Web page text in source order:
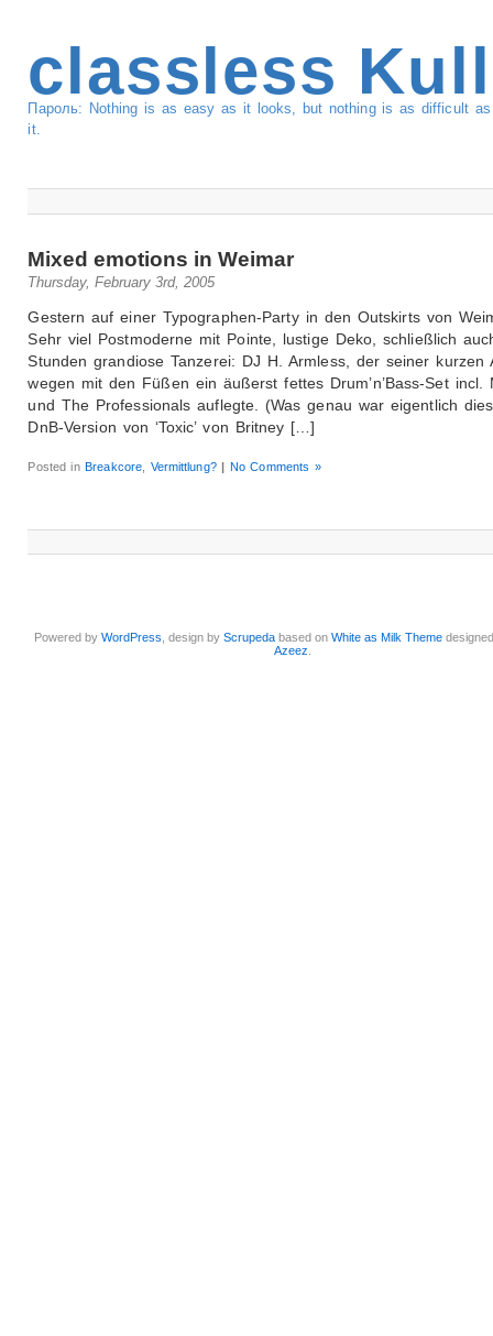
classless
Пароль: Nothing is as easy as it looks, but nothing is as difficult
it.
Mixed emotions in Weimar
Thursday, February 3rd, 2005
Gestern auf einer Typographen-Party in den Outskirts von
Sehr viel Postmoderne mit Pointe, lustige Deko, schließlich
Stunden grandiose Tanzerei: DJ H. Armless, der seiner kurzen
wegen mit den Füßen ein äußerst fettes Drum’n’Bass-Set incl.
und The Professionals auflegte. (Was genau war eigentlich
DnB-Version von ‘Toxic’ von Britney […]
Posted inBreakcore Vermittlung? | No Comments »
Powered byWordPress , design byScrupeda based onWhite as Milk Theme
Azeez